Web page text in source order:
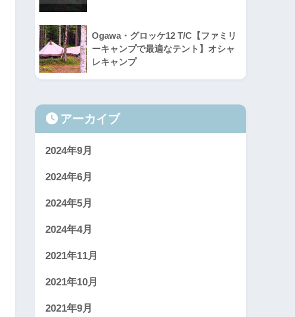
Ogawa・グロッケ12 T/C【ファミリ
ーキャンプで最適なテント】オシャ
レキャンプ
アーカイブ
2024年9月
2024年6月
2024年5月
2024年4月
2021年11月
2021年10月
2021年9月